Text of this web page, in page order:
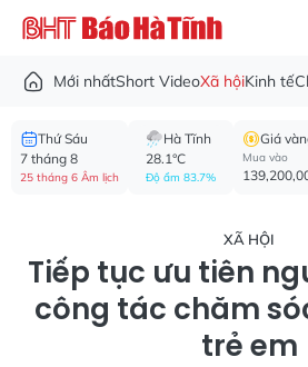
Mới nhấtShort VideoXã hộiKinh tế
Thứ Sáu
7 tháng 8
25 tháng 6 Âm lịch
Hà Tĩnh
28.1°C
Độ ẩm 83.7%
Giá
Mua vào
XÃ HỘI
Tiếp tục ưu tiên
công tác chăm
trẻ em